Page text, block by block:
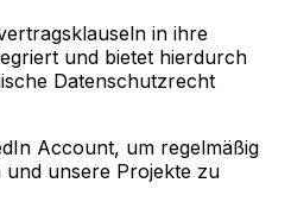
in ihre
und bietet hierdurch
Datenschutzrecht
Account, um regelmäßig
unsere Projekte zu